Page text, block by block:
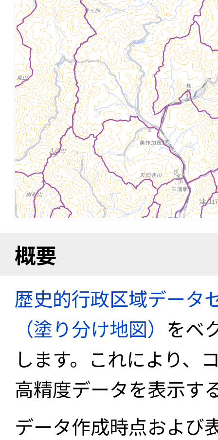
概要
歴史的行政区域データ
（塗り分け地図） をベ
します。これにより、
高精度データを表示す
データ作成時点および